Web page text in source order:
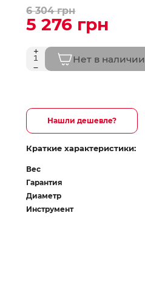
6 304 грн
5 276 грн
Нет в наличии
Нашли дешевле?
Краткие характеристики:
Вес
Гарантия
Диаметр
Инструмент